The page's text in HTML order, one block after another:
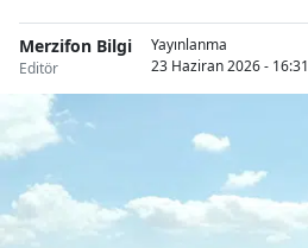
Merzifon Bilgi
Editör
Yayınlanma
23 Haziran 2026 - 16:31